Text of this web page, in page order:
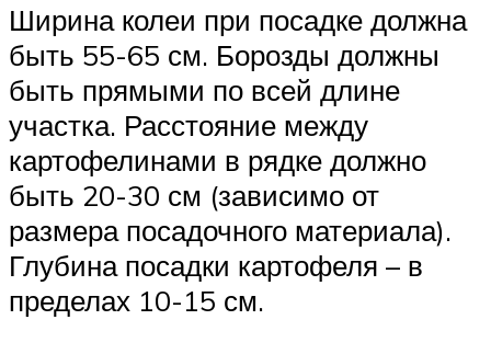
Ширина колеи при посадке должна
быть 55-65 см. Борозды должны
быть прямыми по всей длине
участка. Расстояние между
картофелинами в рядке должно
быть 20-30 см (зависимо от
размера посадочного материала).
Глубина посадки картофеля – в
пределах 10-15 см.